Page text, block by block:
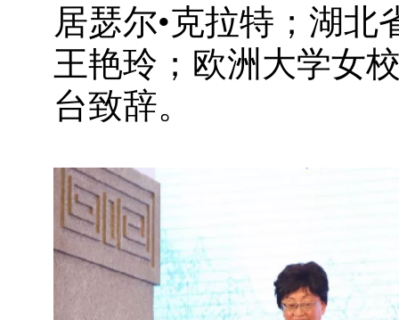
居瑟尔•克拉特；湖
王艳玲；欧洲大学女
台致辞。